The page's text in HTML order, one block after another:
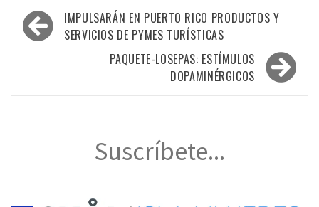
Navegación
de
IMPULSARÁN EN PUERTO RICO PRODUCTOS Y
SERVICIOS DE PYMES TURÍSTICAS
PAQUETE-LOSEPAS: ESTÍMULOS
DOPAMINÉRGICOS
Suscríbete...